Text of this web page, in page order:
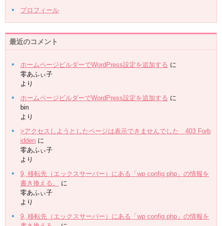
プロフィール
最近のコメント
ホームページビルダーでWordPress設定を追加する に
零あふぃ子
より
ホームページビルダーでWordPress設定を追加する に
bin
より
>アクセスしようとしたページは表示できませんでした 403 Forb
idden に
零あふぃ子
より
9, 移転先（エックスサーバー）にある「wp config php」の情報を
書き換える。
に
零あふぃ子
より
9, 移転先（エックスサーバー）にある「wp config php」の情報を